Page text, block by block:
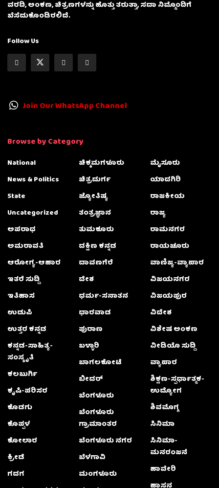
ವರದಿ, ಅಂಕಣ, ಚಿತ್ರಣಗಳನ್ನು ಹೊತ್ತು ತರುತ್ತಾ, ಸದಾ ನಿಮ್ಮೊಂದಿಗೆ
ಬೆಸೆದುಕೊಂಡಿರಲಿದೆ.
Follow Us
Join Our WhatsApp Channel
Browse by Category
National
News & Politics
State
Uncategorized
ಅಪರಾಧ
ಅಮರಾವತಿ
ಆರೋಗ್ಯ-ಆಹಾರ
ಇತರೆ ಸುದ್ದಿ
ಇತಿಹಾಸ
ಉಡುಪಿ
ಉತ್ತರ ಕನ್ನಡ
ಕನ್ನಡ-ಸಾಹಿತ್ಯ-
ಸಂಸ್ಕೃತಿ
ಕಲಬುರ್ಗಿ
ಕೃಷಿ-ಪರಿಸರ
ಕೊಡಗು
ಕೊಪ್ಪಳ
ಕೋಲಾರ
ಕ್ರೀಡೆ
ಗದಗ
ಚಿಕ್ಕಮಗಳೂರು
ಚಿತ್ರದುರ್ಗ
ಜ್ಯೋತಿಷ್ಯ
ತಂತ್ರಜ್ಞಾನ
ತುಮಕೂರು
ದಕ್ಷಿಣ ಕನ್ನಡ
ದಾವಣಗೆರೆ
ದೇಶ
ಧರ್ಮ-ಸನಾತನ
ಧಾರವಾಡ
ಪುರಾಣ
ಬಳ್ಳಾರಿ
ಬಾಗಲಕೋಟೆ
ಬೀದರ್
ಬೆಂಗಳೂರು
ಬೆಂಗಳೂರು
ಗ್ರಾಮಾಂತರ
ಬೆಂಗಳೂರು ನಗರ
ಬೆಳಗಾವಿ
ಮಂಗಳೂರು
ಮೈಸೂರು
ಯಾದಗಿರಿ
ರಾಜಕೀಯ
ರಾಜ್ಯ
ರಾಮನಗರ
ರಾಯಚೂರು
ವಾಣಿಜ್ಯ-ವ್ಯಾಪಾರ
ವಿಜಯನಗರ
ವಿಜಯಪುರ
ವಿದೇಶ
ವಿಶೇಷ ಅಂಕಣ
ವೀಡಿಯೊ ಸುದ್ದಿ
ವ್ಯಾಪಾರ
ಶಿಕ್ಷಣ-ಸ್ಪರ್ಧಾತ್ಮಕ-
ಉದ್ಯೋಗ
ಶಿವಮೊಗ್ಗ
ಸಿನಿಮಾ
ಸಿನಿಮಾ-
ಮನರಂಜನೆ
ಹಾವೇರಿ